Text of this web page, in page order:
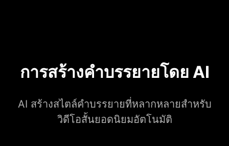
การสร้างคำบรรยายโดย AI
AI สร้างสไตล์คำบรรยายที่หลากหลายสำหรับ
วิดีโอสั้นยอดนิยมอัตโนมัติ